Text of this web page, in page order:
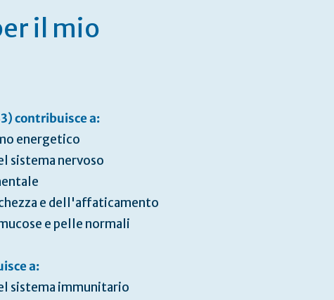
il mio
contribuisce a:
energetico
sistema nervoso
e dell'affaticamento
e pelle normali
a:
sistema immunitario